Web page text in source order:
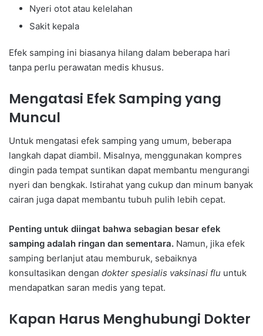
Nyeri otot atau kelelahan
Sakit kepala
Efek samping ini biasanya hilang dalam beberapa hari
tanpa perlu perawatan medis khusus.
Mengatasi Efek Samping yang
Muncul
Untuk mengatasi efek samping yang umum, beberapa
langkah dapat diambil. Misalnya, menggunakan kompres
dingin pada tempat suntikan dapat membantu mengurangi
nyeri dan bengkak. Istirahat yang cukup dan minum banyak
cairan juga dapat membantu tubuh pulih lebih cepat.
Penting untuk diingat bahwa sebagian besar efek
samping adalah ringan dan sementara. Namun, jika efek
samping berlanjut atau memburuk, sebaiknya
konsultasikan dengan dokter spesialis vaksinasi flu untuk
mendapatkan saran medis yang tepat.
Kapan Harus Menghubungi Dokter